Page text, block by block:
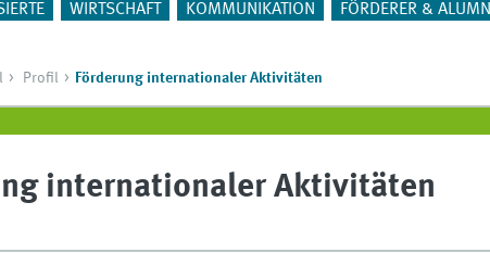
WIRTSCHAFT KOMMUNIKATION FÖRDERER & ALUMNI
Profil Förderung internationaler Aktivitäten
internationaler Aktivitäten